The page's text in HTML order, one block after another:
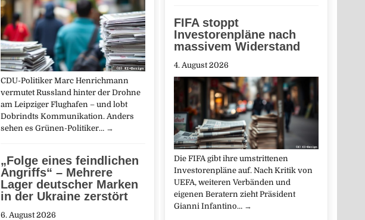
FIFA stoppt
Investorenpläne nach
massivem Widerstand
4. August 2026
Die FIFA gibt ihre umstrittenen
Investorenpläne auf. Nach Kritik von
UEFA, weiteren Verbänden und
eigenen Beratern zieht Präsident
Gianni Infantino… →
CDU-Politiker Marc Henrichmann
vermutet Russland hinter der Drohne
am Leipziger Flughafen – und lobt
Dobrindts Kommunikation. Anders
sehen es Grünen-Politiker… →
„Folge eines feindlichen
Angriffs“ – Mehrere
Lager deutscher Marken
in der Ukraine zerstört
6. August 2026